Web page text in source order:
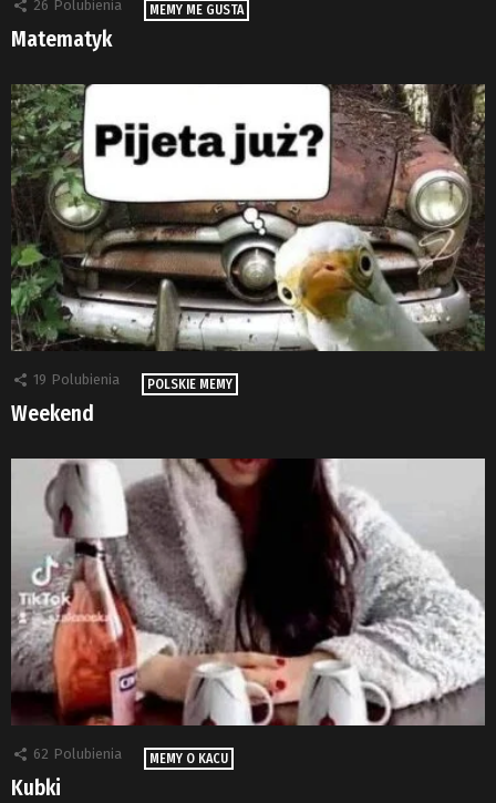
26 Polubienia MEMY ME GUSTA
Matematyk
19 Polubienia POLSKIE MEMY
Weekend
62 Polubienia MEMY O KACU
Kubki